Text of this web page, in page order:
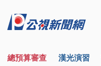
總預算審查 漢光演習